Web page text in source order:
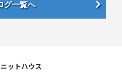
グ一覧へ
ットハウス